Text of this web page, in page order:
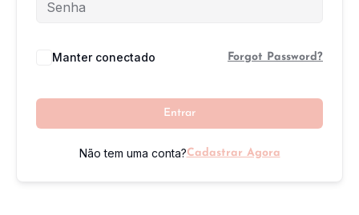
Manter conectado Forgot Password?
Entrar
Não tem uma conta?Cadastrar Agora